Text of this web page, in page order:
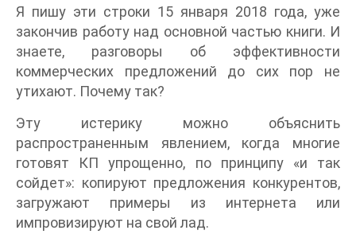
Я пишу эти строки 15 января 2018 года, уже
закончив работу над основной частью книги. И
знаете, разговоры об эффективности
коммерческих предложений до сих пор не
утихают. Почему так?
Эту истерику можно объяснить
распространенным явлением, когда многие
готовят КП упрощенно, по принципу «и так
сойдет»: копируют предложения конкурентов,
загружают примеры из интернета или
импровизируют на свой лад.